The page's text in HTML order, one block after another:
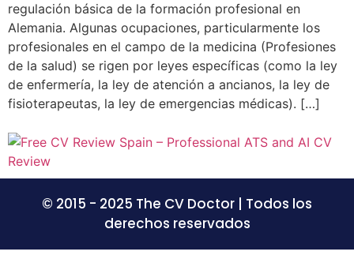
regulación básica de la formación profesional en
Alemania. Algunas ocupaciones, particularmente los
profesionales en el campo de la medicina (Profesiones
de la salud) se rigen por leyes específicas (como la ley
de enfermería, la ley de atención a ancianos, la ley de
fisioterapeutas, la ley de emergencias médicas). […]
© 2015 - 2025 The CV Doctor | Todos los
derechos reservados